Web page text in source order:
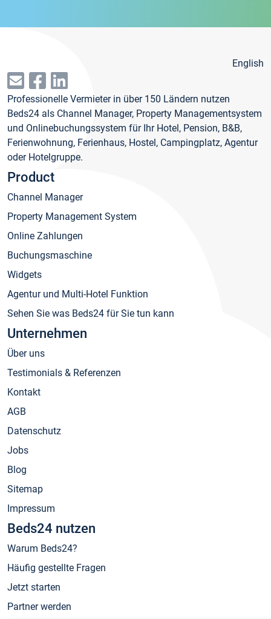
English
Professionelle Vermieter in über 150 Ländern nutzen
Beds24 als Channel Manager, Property Managementsystem
und Onlinebuchungssystem für Ihr Hotel, Pension, B&B,
Ferienwohnung, Ferienhaus, Hostel, Campingplatz, Agentur
oder Hotelgruppe.
Product
Channel Manager
Property Management System
Online Zahlungen
Buchungsmaschine
Widgets
Agentur und Multi-Hotel Funktion
Sehen Sie was Beds24 für Sie tun kann
Unternehmen
Über uns
Testimonials & Referenzen
Kontakt
AGB
Datenschutz
Jobs
Blog
Sitemap
Impressum
Beds24 nutzen
Warum Beds24?
Häufig gestellte Fragen
Jetzt starten
Partner werden